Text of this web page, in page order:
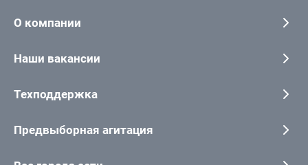
О компании
Наши вакансии
Техподдержка
Предвыборная агитация